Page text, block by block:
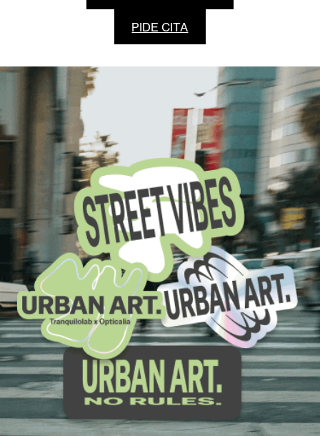
PIDE CITA